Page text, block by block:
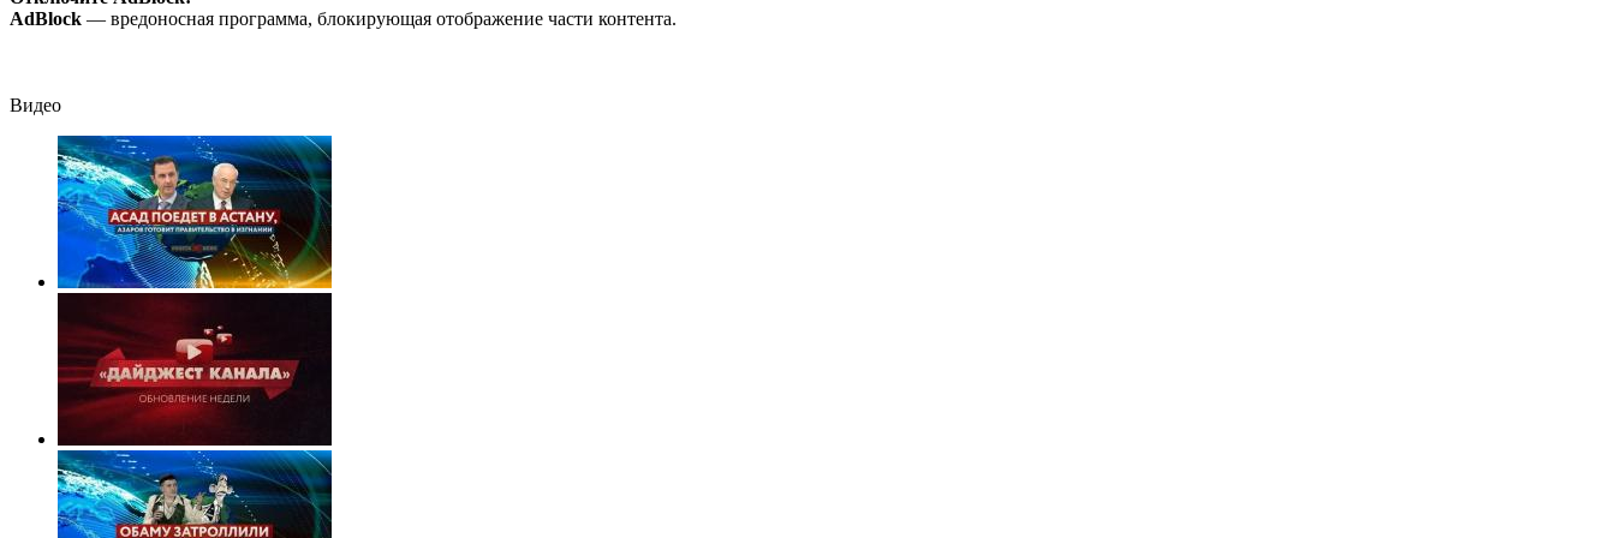
Исаковой
AdBlock — вредоносная программа, блокирующая отображение части контента.
Видео